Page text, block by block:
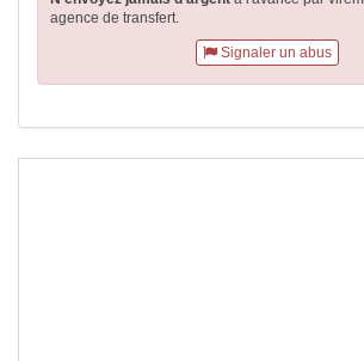
agence de transfert.
Signaler un abus